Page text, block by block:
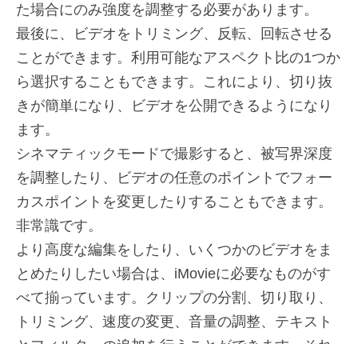
た場合にのみ強度を調整する必要があります。
最後に、ビデオをトリミング、反転、回転させる
ことができます。利用可能なアスペクト比の1つか
ら選択することもできます。これにより、切り抜
きが簡単になり、ビデオを公開できるようになり
ます。
シネマティックモードで撮影すると、被写界深度
を調整したり、ビデオの任意のポイントでフォー
カスポイントを変更したりすることもできます。
非常識です。
より高度な編集をしたり、いくつかのビデオをま
とめたりしたい場合は、iMovieに必要なものがす
べて揃っています。クリップの分割、切り取り、
トリミング、速度の変更、音量の調整、テキスト